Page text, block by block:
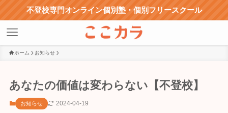
不登校専門オンライン個別塾・個別フリースクール
ホーム お知らせ
あなたの価値は変わらない【不登校】
お知らせ 2024-04-19